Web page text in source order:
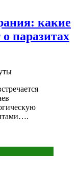
какие
паразитах